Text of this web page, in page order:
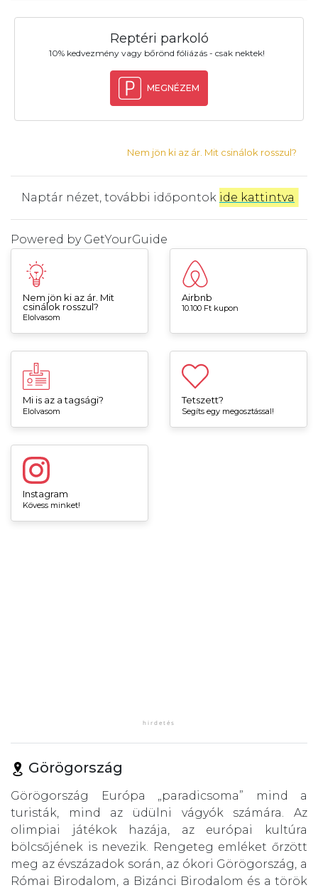
Reptéri parkoló
10% kedvezmény vagy bőrönd fóliázás - csak nektek!
MEGNÉZEM
Nem jön ki az ár. Mit csinálok rosszul?
Naptár nézet, további időpontok ide kattintva
Powered by GetYourGuide
Nem jön ki az ár. Mit
csinálok rosszul?
Elolvasom
Airbnb
10.100 Ft kupon
Mi is az a tagsági?
Elolvasom
Tetszett?
Segíts egy megosztással!
Instagram
Kövess minket!
Görögország
Görögország Európa „paradicsoma” mind a
turisták, mind az üdülni vágyók számára. Az
olimpiai játékok hazája, az európai kultúra
bölcsőjének is nevezik. Rengeteg emléket őrzött
meg az évszázadok során, az ókori Görögország, a
Római Birodalom, a Bizánci Birodalom és a török